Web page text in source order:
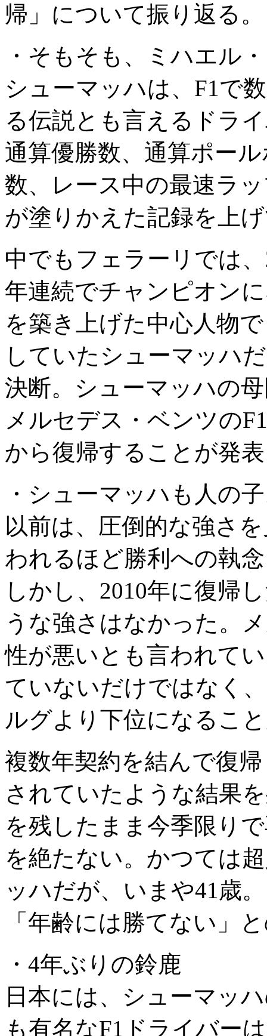
帰」について振り返る。
・そもそも、ミハエル
シューマッハは、F1で
る伝説とも言えるドラ
通算優勝数、通算ポー
数、レース中の最速ラ
が塗りかえた記録を上
中でもフェラーリでは
年連続でチャンピオン
を築き上げた中心人物
していたシューマッハ
決断。シューマッハの
メルセデス・ベンツの
から復帰することが発
・シューマッハも人の
以前は、圧倒的な強さ
われるほど勝利への執
しかし、2010年に復帰
うな強さはなかった。
性が悪いとも言われて
ていないだけではなく
ルグより下位になるこ
複数年契約を結んで復
されていたような結果
を残したまま今季限り
を絶たない。かつては
ッハだが、いまや41歳
「年齢には勝てない」
・4年ぶりの鈴鹿
日本には、シューマッ
も有名なF1ドライバー